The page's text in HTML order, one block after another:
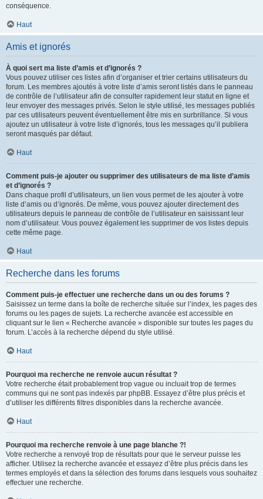
conséquence.
Haut
Amis et ignorés
À quoi sert ma liste d’amis et d’ignorés ?
Vous pouvez utiliser ces listes afin d’organiser et trier certains utilisateurs du
forum. Les membres ajoutés à votre liste d’amis seront listés dans le panneau
de contrôle de l’utilisateur afin de consulter rapidement leur statut en ligne et
leur envoyer des messages privés. Selon le style utilisé, les messages publiés
par ces utilisateurs peuvent éventuellement être mis en surbrillance. Si vous
ajoutez un utilisateur à votre liste d’ignorés, tous les messages qu’il publiera
seront masqués par défaut.
Haut
Comment puis-je ajouter ou supprimer des utilisateurs de ma liste d’amis
et d’ignorés ?
Dans chaque profil d’utilisateurs, un lien vous permet de les ajouter à votre
liste d’amis ou d’ignorés. De même, vous pouvez ajouter directement des
utilisateurs depuis le panneau de contrôle de l’utilisateur en saisissant leur
nom d’utilisateur. Vous pouvez également les supprimer de vos listes depuis
cette même page.
Haut
Recherche dans les forums
Comment puis-je effectuer une recherche dans un ou des forums ?
Saisissez un terme dans la boîte de recherche située sur l’index, les pages des
forums ou les pages de sujets. La recherche avancée est accessible en
cliquant sur le lien « Recherche avancée » disponible sur toutes les pages du
forum. L’accès à la recherche dépend du style utilisé.
Haut
Pourquoi ma recherche ne renvoie aucun résultat ?
Votre recherche était probablement trop vague ou incluait trop de termes
communs qui ne sont pas indexés par phpBB. Essayez d’être plus précis et
d’utiliser les différents filtres disponibles dans la recherche avancée.
Haut
Pourquoi ma recherche renvoie à une page blanche ?!
Votre recherche a renvoyé trop de résultats pour que le serveur puisse les
afficher. Utilisez la recherche avancée et essayez d’être plus précis dans les
termes employés et dans la sélection des forums dans lesquels vous souhaitez
effectuer une recherche.